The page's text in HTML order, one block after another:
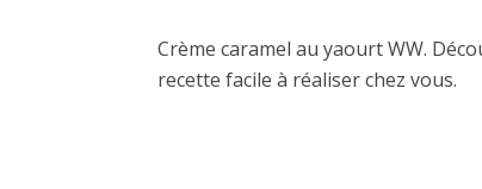
Crème caramel au yaourt WW.
recette facile à réaliser chez vous.